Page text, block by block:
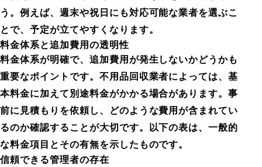
う。例えば、週末や祝日にも対応可能な業者を選ぶこ
とで、予定が立てやすくなります。
料金体系と追加費用の透明性
料金体系が明確で、追加費用が発生しないかどうかも
重要なポイントです。不用品回収業者によっては、基
本料金に加えて別途料金がかかる場合があります。事
前に見積もりを依頼し、どのような費用が含まれてい
るのか確認することが大切です。以下の表は、一般的
な料金項目とその有無を示したものです。
信頼できる管理者の存在